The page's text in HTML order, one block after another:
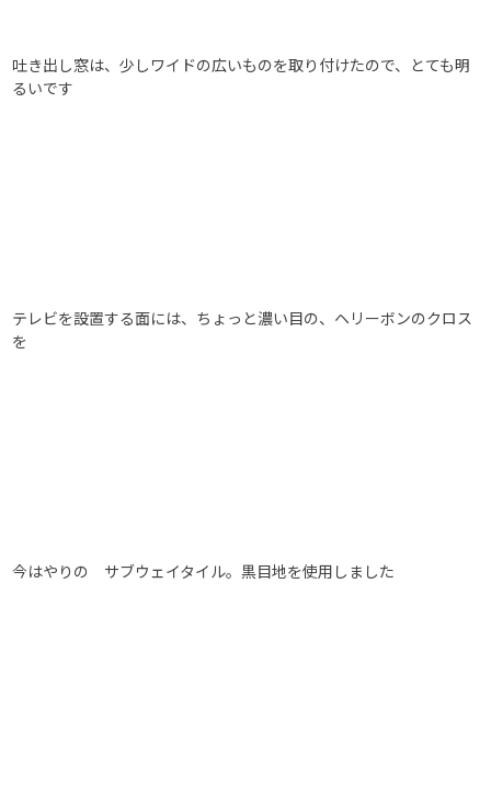
吐き出し窓は、少しワイドの広いものを取り付けたので、とても明
るいです
テレビを設置する面には、ちょっと濃い目の、ヘリーボンのクロス
を
今はやりの サブウェイタイル。黒目地を使用しました